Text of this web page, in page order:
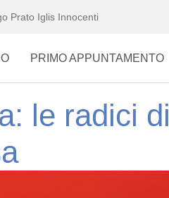
Prato Iglis Innocenti
PRIMO APPUNTAMENTO
le radici di